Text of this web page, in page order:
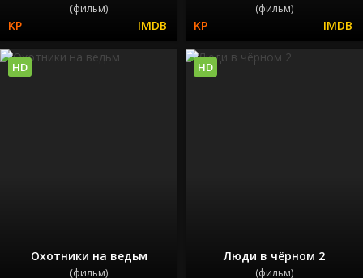
(фильм) (фильм)
Охотники на ведьм
(фильм)
HD
Люди в чёрном 2
(фильм)
HD